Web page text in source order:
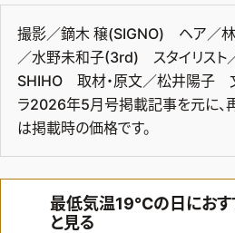
エクラ限定アイテム
イーバイエクラ
ファッション、ライ
そしてエクラの美意識を、
撮影／鏑木 穣(SIGNO) ヘア／
／水野未和子(3rd) スタイリス
SHIHO 取材・原文／松井陽子
ラ2026年5月号掲載記事を元に、
は掲載時の価格です。
最低気温19℃の日におす
と見る